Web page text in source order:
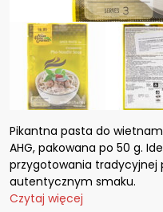
Pikantna pasta do
AHG, pakowana po 50 g.
przygotowania tradycyjnej
autentycznym smaku.
Czytaj więcej